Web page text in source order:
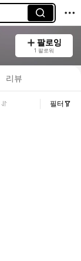
팔로잉
1 팔로워
리뷰
필터